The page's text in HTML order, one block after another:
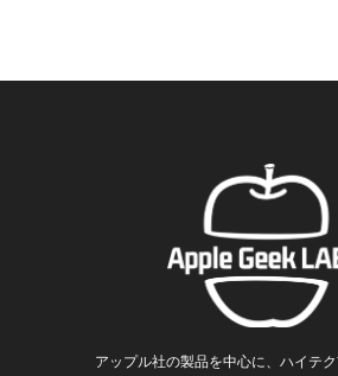
アップル社の製品を中心に、ハイテ